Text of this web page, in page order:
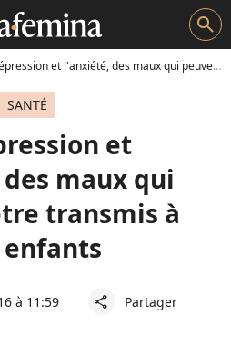
search
et l'anxiété, des maux qui peuvent être transmis à nos enfants
SANTÉ
et
maux qui
transmis à
enfants
à 11:59 share Partager